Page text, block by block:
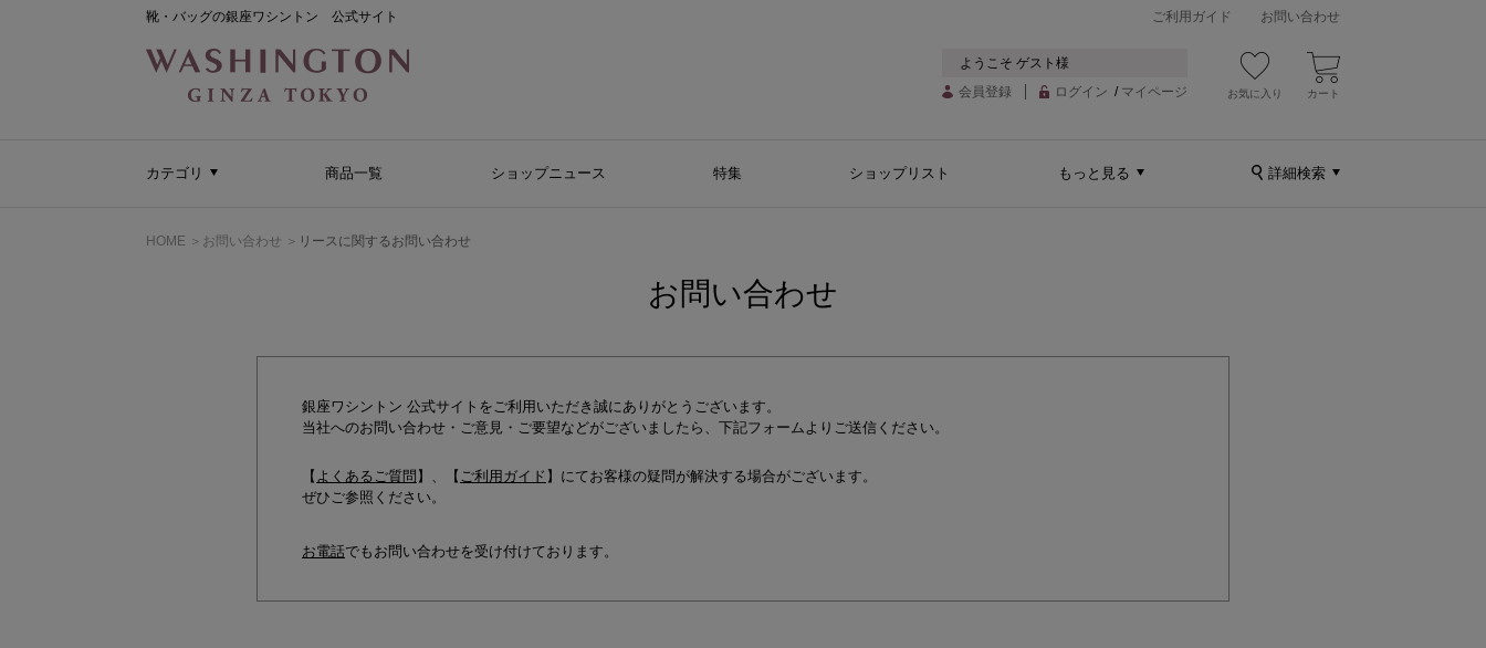
靴・バッグの銀座ワシントン 公式サイト ご利用ガイド お問い合わせ
ようこそ ゲスト様
会員登録
ログイン / マイページ お気に入り カート
カテゴリ 商品一覧 ショップニュース 特集 ショップリスト もっと見る 詳細検索
HOME お問い合わせ リースに関するお問い合わせ
お問い合わせ
銀座ワシントン 公式サイトをご利用いただき誠にありがとうございます。
当社へのお問い合わせ・ご意見・ご要望などがございましたら、下記フォームよりご送信ください。
【 よくあるご質問 】、【 ご利用ガイド 】にてお客様の疑問が解決する場合がございます。
ぜひご参照ください。
お電話でもお問い合わせを受け付けております。